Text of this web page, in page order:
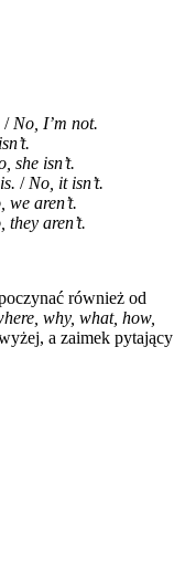
/No, I’m not.
she isn’t.
/No, it isn’t.
we aren’t.
they aren’t.
również od
why, what, how,
a zaimek pytający